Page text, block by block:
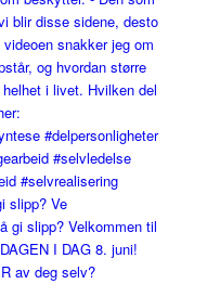
slipp? Ve
av deg selv?